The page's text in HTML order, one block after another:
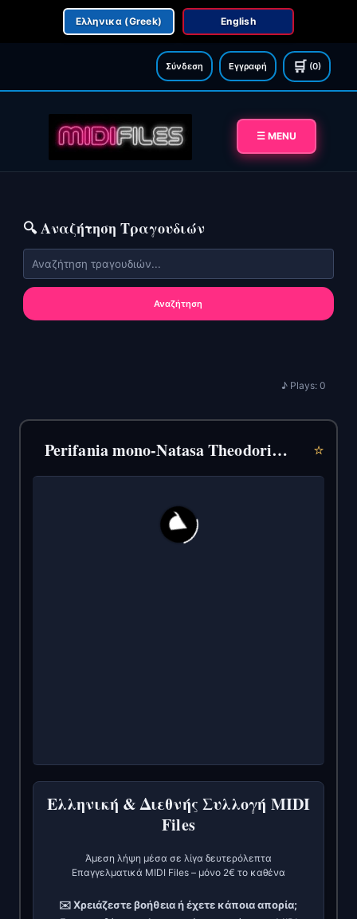
Ελληνικα (Greek) English
Σύνδεση Εγγραφή 🛒 (0)
☰ MENU
🔍 Αναζήτηση Τραγουδιών
Αναζήτηση
♪ Plays:0
Perifania mono-Natasa Theodoridu (2022) ⭐
Ελληνική & Διεθνής Συλλογή MIDI
Files
Άμεση λήψη μέσα σε λίγα δευτερόλεπτα
Επαγγελματικά MIDI Files – μόνο 2€ το καθένα
✉️ Χρειάζεστε βοήθεια ή έχετε κάποια απορία;